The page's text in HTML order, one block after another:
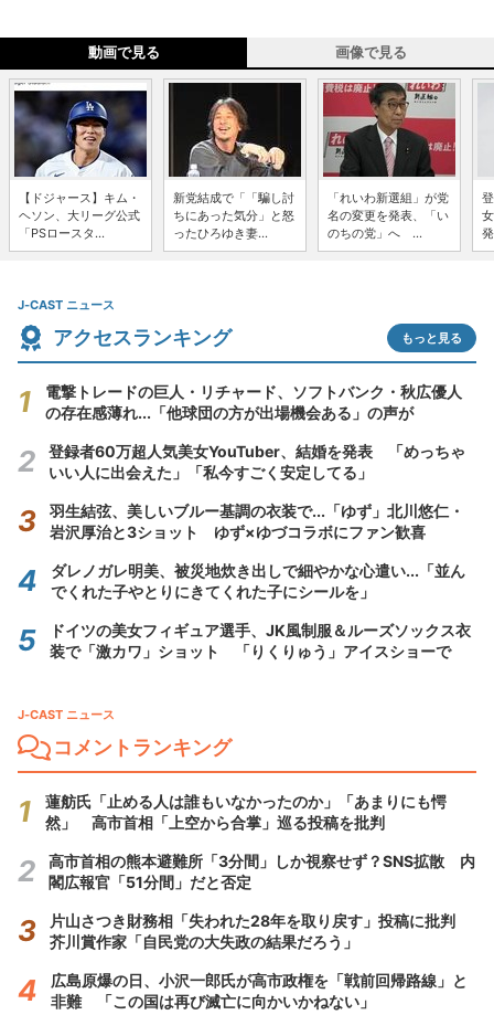
動画で見る 画像で見る
【ドジャース】キム・
ヘソン、大リーグ公式
「PSロースタ...
新党結成で「「騙し討
ちにあった気分」と怒
ったひろゆき妻...
「れいわ新選組」が党
名の変更を発表、「い
のちの党」へ ...
J-CAST ニュース
アクセスランキング もっと見る
電撃トレードの巨人・リチャード、ソフトバンク・秋広優人
の存在感薄れ...「他球団の方が出場機会ある」の声が
登録者60万超人気美女YouTuber、結婚を発表 「めっちゃ
いい人に出会えた」「私今すごく安定してる」
羽生結弦、美しいブルー基調の衣装で...「ゆず」北川悠仁・
岩沢厚治と3ショット ゆず×ゆづコラボにファン歓喜
ダレノガレ明美、被災地炊き出しで細やかな心遣い...「並ん
でくれた子やとりにきてくれた子にシールを」
ドイツの美女フィギュア選手、JK風制服＆ルーズソックス衣
装で「激カワ」ショット 「りくりゅう」アイスショーで
J-CAST ニュース
コメントランキング
蓮舫氏「止める人は誰もいなかったのか」「あまりにも愕
然」 高市首相「上空から合掌」巡る投稿を批判
高市首相の熊本避難所「3分間」しか視察せず？SNS拡散 内
閣広報官「51分間」だと否定
片山さつき財務相「失われた28年を取り戻す」投稿に批判
芥川賞作家「自民党の大失政の結果だろう」
広島原爆の日、小沢一郎氏が高市政権を「戦前回帰路線」と
非難 「この国は再び滅亡に向かいかねない」